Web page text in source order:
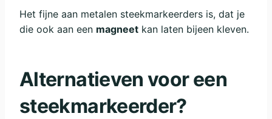
Het fijne aan metalen steekmarkeerders is, dat je
die ook aan een magneet kan laten bijeen kleven.
Alternatieven voor een
steekmarkeerder?